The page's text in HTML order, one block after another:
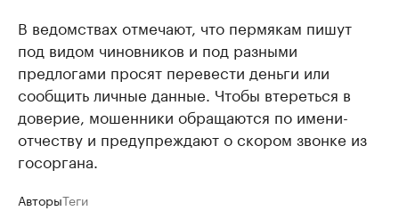
В ведомствах отмечают, что пермякам пишут
под видом чиновников и под разными
предлогами просят перевести деньги или
сообщить личные данные. Чтобы втереться в
доверие, мошенники обращаются по имени-
отчеству и предупреждают о скором звонке из
госоргана.
АвторыТеги